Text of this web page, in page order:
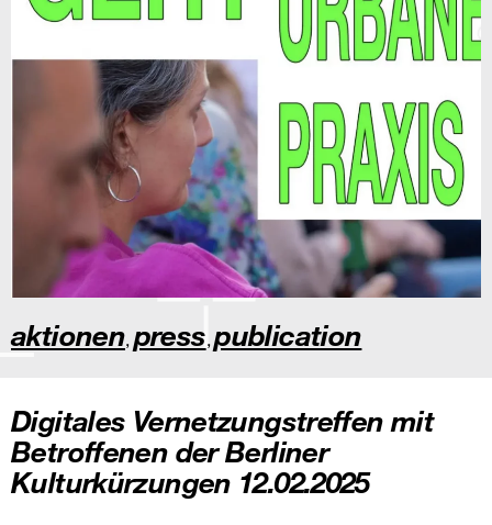
aktionen, press,publication
Digitales Vernetzungstreffen mit
Betroffenen der Berliner
Kulturkürzungen 12.02.2025